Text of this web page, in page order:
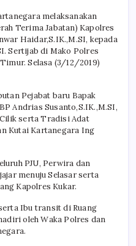
melaksanakan
Terima Jabatan) Kapolres
Haidar,S.IK.,M.SI, kepada
Sertijab di Mako Polres
Selasa (3/12/2019)
Pejabat baru Bapak
Andrias Susanto,S.IK.,M.SI,
serta Tradisi Adat
Kutai Kartanegara Ing
PJU, Perwira dan
menuju Selasar serta
Kapolres Kukar.
Ibu transit di Ruang
oleh Waka Polres dan